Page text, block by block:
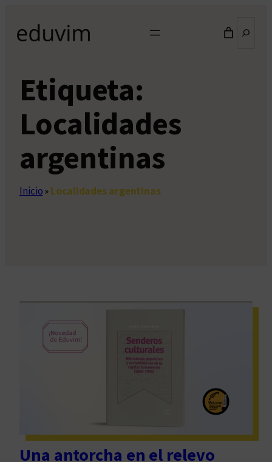
contenido
Etiqueta:
Localidades
argentinas
Inicio»Localidades argentinas
Una antorcha en el relevo